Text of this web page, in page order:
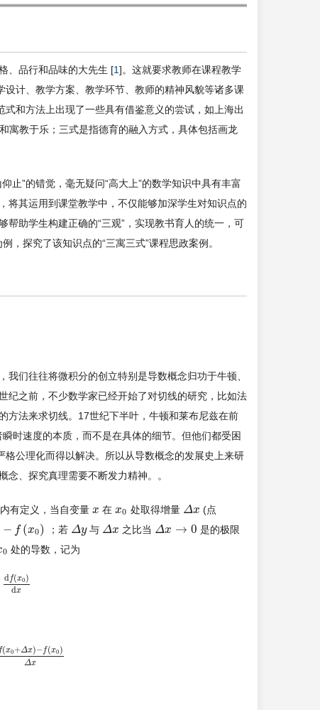
、品行和品味的大先生 [1]。这就要求教师在课程教学
计、教学方案、教学环节、教师的精神风貌等诸多课
和方法上出现了一些具有借鉴意义的尝试，如上海出
寓教于乐；三式是指德育的融入方式，具体包括画龙
止”的错觉，毫无疑问“高大上”的数学知识中具有丰富
将其运用到课堂教学中，不仅能够加深学生对知识点的
助学生构建正确的“三观”，实现教书育人的统一，可
，探究了该知识点的“三寓三式”课程思政案例。
们往往将微积分的创立特别是导数概念归功于牛顿、
纪之前，不少数学家已经开始了对切线的研究，比如法
方法来求切线。17世纪下半叶，牛顿和莱布尼兹在前
时速度的本质，而不是在具体的细节。但他们都受困
公理化而得以解决。所以从导数概念的发展史上来研
、探究真理需要不断发力精神。。
有定义，当自变量 x
x 在x0
x0 处取得增量 Δx
Δx
(点
− f (x0) ；若 Δy
Δy 与 Δx
Δx 之比当 Δx → 0
Δx→0
是的极限
0
0 处的导数，记为
df(x0)
dx
f(x0+Δx)−f(x0)
Δx
+Δx)−f(x0)Δx